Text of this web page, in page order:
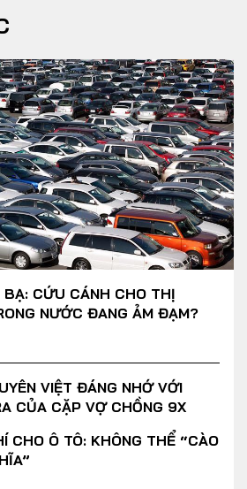
BẠ: CỨU CÁNH CHO THỊ
NƯỚC ĐANG ẢM ĐẠM?
VIỆT ĐÁNG NHỚ VỚI
CỦA CẶP VỢ CHỒNG 9X
CHO Ô TÔ: KHÔNG THỂ “CÀO